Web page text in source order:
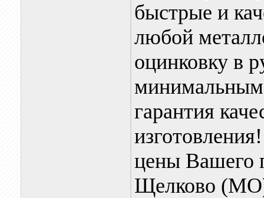
быстрые и
любой
оцинковку в
минимальным
гарантия
цены Вашего
Щелково (МО),